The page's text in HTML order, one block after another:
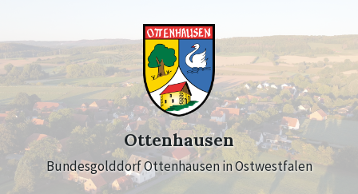
content
main
navigation
footer
Ottenhausen
Bundesgolddorf Ottenhausen in Ostwestfalen